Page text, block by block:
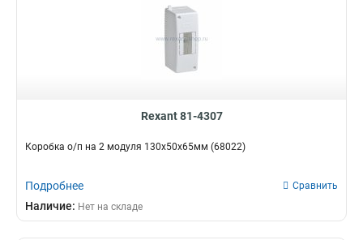
Rexant 81-4307
Коробка о/п на 2 модуля 130х50х65мм (68022)
Подробнее Сравнить
Наличие: Нет на складе